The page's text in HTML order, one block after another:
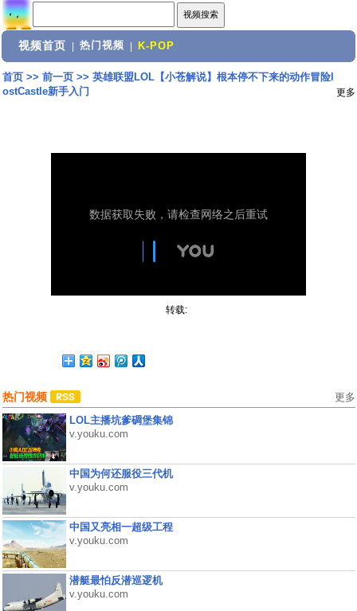
视频首页 热门视频 K-POP
首页>> 前一页>> 英雄联盟LOL【小苍解说】根本停不下来的动作冒险l
ostCastle新手入门
更多
转载:
热门视频 更多
LOL主播坑爹碉堡集锦
v.youku.com
中国为何还服役三代机
v.youku.com
中国又亮相一超级工程
v.youku.com
潜艇最怕反潜巡逻机
v.youku.com